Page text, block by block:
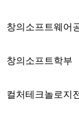
창의소프트웨어
창의소프트학부
컬처테크놀로지